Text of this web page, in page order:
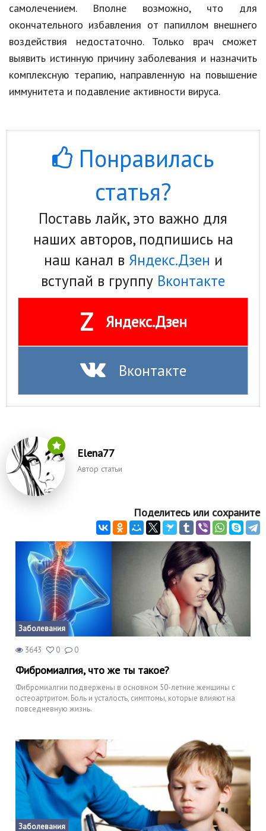
самолечением. Вполне возможно, что для
окончательного избавления от папиллом внешнего
воздействия недостаточно. Только врач сможет
выявить истинную причину заболевания и назначить
комплексную терапию, направленную на повышение
иммунитета и подавление активности вируса.
Понравилась
статья?
Поставь лайк, это важно для
наших авторов, подпишись на
наш канал в Яндекс.Дзен и
вступай в группу Вконтакте
Z Яндекс.Дзен
Вконтакте
Elena77
Автор статьи
Поделитесь или сохраните
Заболевания
3643 0 0
Фибромиалгия, что же ты такое?
Фибромиалгии подвержены в основном 50-летние женщины с
остеоартритом. Боль и усталость, симптомы, которые влияют на
повседневную жизнь.
Заболевания